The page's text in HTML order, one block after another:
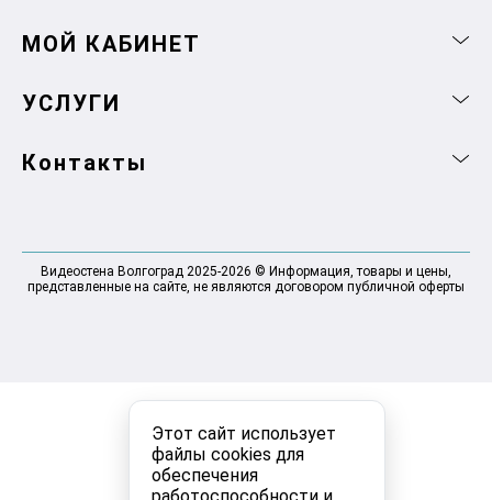
Этот сайт использует
файлы cookies для
обеспечения
МОЙ КАБИНЕТ
УСЛУГИ
Контакты
Видеостена Волгоград 2025-2026 © Информация, товары и цены,
представленные на сайте, не являются договором публичной оферты